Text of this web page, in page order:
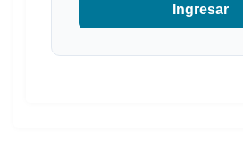
Ingresar